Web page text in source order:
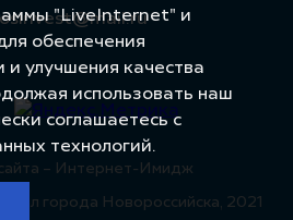
города Новороссийска, 2021
– Интернет-Имидж
"LiveInternet" и
обеспечения
и улучшения качества
использовать наш
соглашаетесь с
технологий.